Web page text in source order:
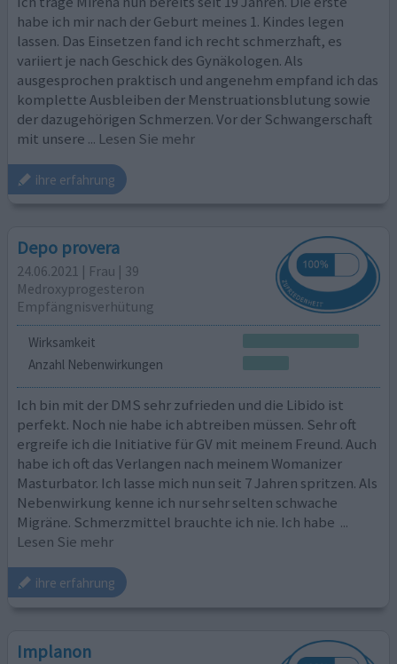
habe ich mir nach der Geburt meines 1. Kindes legen
lassen. Das Einsetzen fand ich recht schmerzhaft, es
variiert je nach Geschick des Gynäkologen. Als
ausgesprochen praktisch und angenehm empfand ich das
komplette Ausbleiben der Menstruationsblutung sowie
der dazugehörigen Schmerzen. Vor der Schwangerschaft
mit unsere ... Lesen Sie mehr
ihre erfahrung
Depo provera
24.06.2021 | Frau | 39
Medroxyprogesteron
Empfängnisverhütung
Wirksamkeit
Anzahl Nebenwirkungen
Ich bin mit der DMS sehr zufrieden und die Libido ist
perfekt. Noch nie habe ich abtreiben müssen. Sehr oft
ergreife ich die Initiative für GV mit meinem Freund. Auch
habe ich oft das Verlangen nach meinem Womanizer
Masturbator. Ich lasse mich nun seit 7 Jahren spritzen. Als
Nebenwirkung kenne ich nur sehr selten schwache
Migräne. Schmerzmittel brauchte ich nie. Ich habe ...
Lesen Sie mehr
ihre erfahrung
Implanon